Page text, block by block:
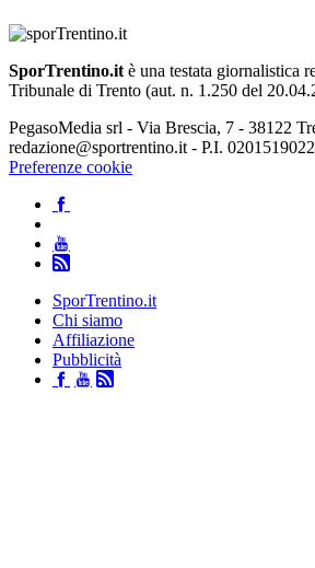
SporTrentino.it è una testata giornalistica
Tribunale di Trento (aut. n. 1.250 del
PegasoMedia srl - Via Brescia, 7 - 38122
redazione@sportrentino.it - P.I.
Preferenze cookie
SporTrentino.it
Chi siamo
Affiliazione
Pubblicità